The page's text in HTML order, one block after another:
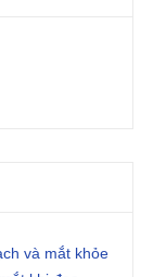
và mắt khỏe